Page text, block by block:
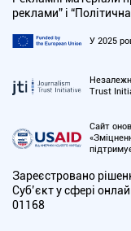
реклами” і
У 2025
Trust
Сайт
Зареєстровано
Cуб’єкт у сфері
01168